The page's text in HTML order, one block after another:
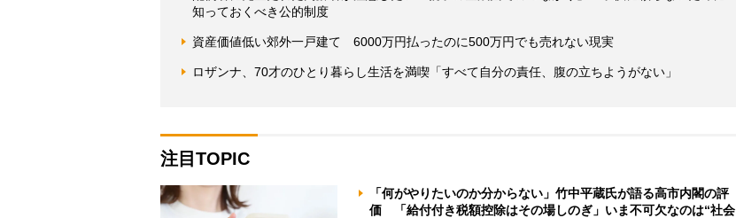
知っておくべき公的制度
資産価値低い郊外一戸建て 6000万円払ったのに500万円でも売れない現実
ロザンナ、70才のひとり暮らし生活を満喫「すべて自分の責任、腹の立ちようがない」
注目TOPIC
「何がやりたいのか分からない」竹中平蔵氏が語る高市内閣の評
価 「給付付き税額控除はその場しのぎ」いま不可欠なのは“社会